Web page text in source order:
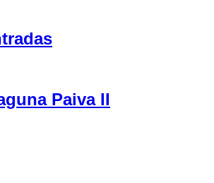
Paiva II